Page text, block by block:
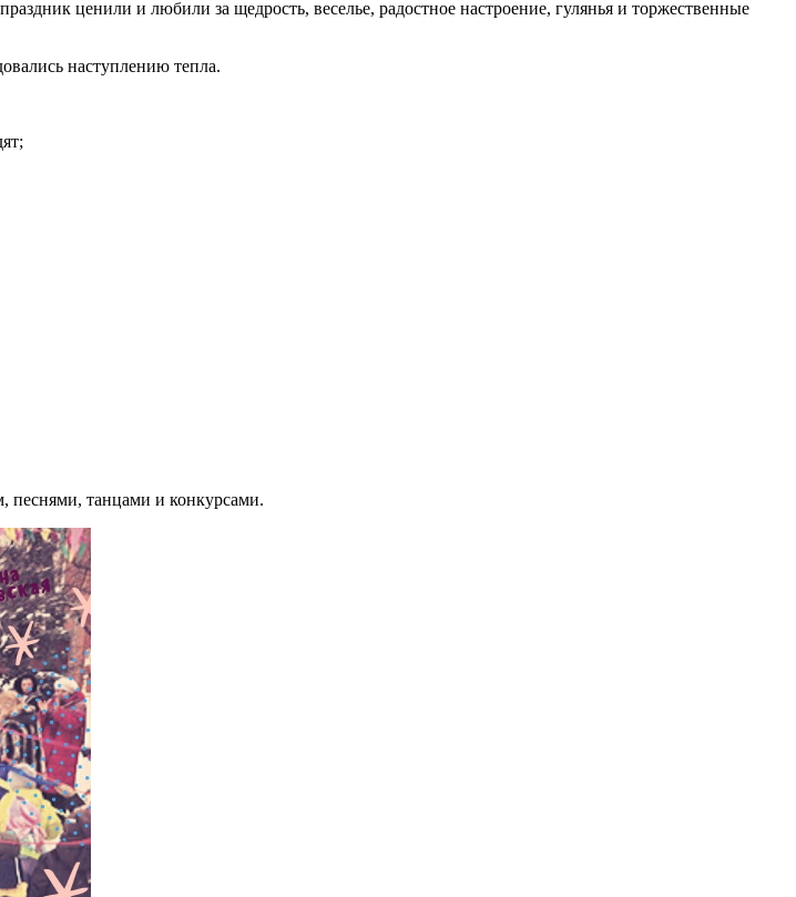
ценили и любили за щедрость, веселье, радостное настроение, гулянья и торжественные
наступлению тепла.
песнями, танцами и конкурсами.